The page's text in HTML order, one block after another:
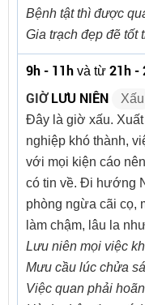
Bệnh tật thì được
Gia trạch đẹp đẽ tốt
9h - 11h và từ 21h -
GIỜLƯU NIÊN
Xấu
Đây là giờ xấu.
nghiệp khó thành,
với mọi kiện cáo
có tin về. Đi hướng
phòng ngừa cãi cọ,
làm chậm, lâu la
Lưu niên mọi việc
Mưu cầu lúc chửa
Việc quan phải